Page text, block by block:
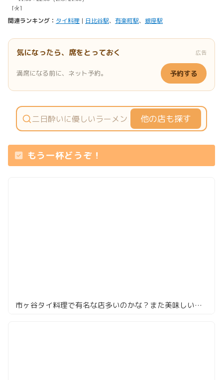
関連ランキング： タイ料理 | 日比谷駅、 有楽町駅、 銀座駅
気になったら、席をとっておく 広告
満席になる前に、ネット予約。 予約する
他の店も探す
もう一杯どうぞ！
市ヶ谷タイ料理で有名な店多いのかな？また美味しいところを発見してしまった「タイの食卓 オールドタイランド」